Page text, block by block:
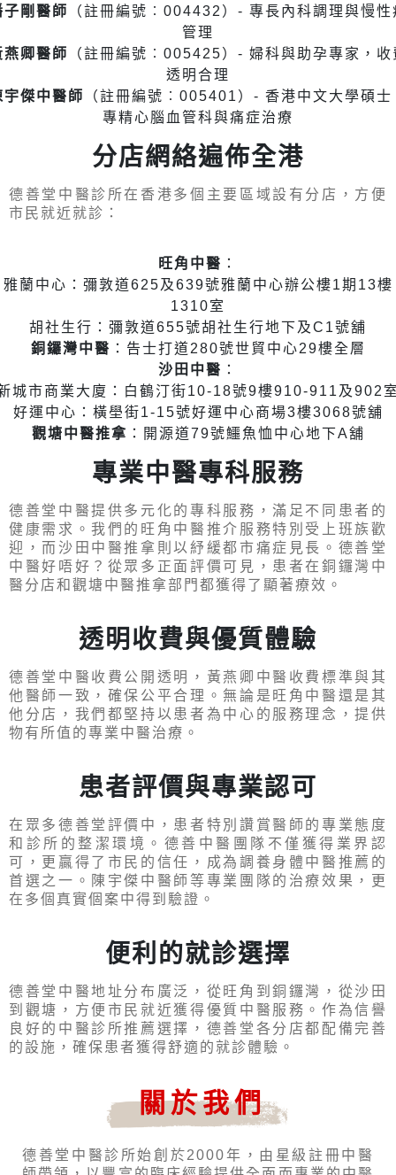
子剛醫師 （註冊編號︰004432）- 專長內科調理與慢性
管理
燕卿醫師 （註冊編號︰005425）- 婦科與助孕專家，收
透明合理
宇傑中醫師 （註冊編號︰005401）- 香港中文大學碩士
專精心腦血管科與痛症治療
分店網絡遍佈全港
德善堂中醫診所在香港多個主要區域設有分店，方便
市民就近就診：
旺角中醫 ：
雅蘭中心：彌敦道625及639號雅蘭中心辦公樓1期13樓
1310室
胡社生行：彌敦道655號胡社生行地下及C1號舖
銅鑼灣中醫 ：告士打道280號世貿中心29樓全層
沙田中醫 ：
城市商業大廈：白鶴汀街10-18號9樓910-911及902
好運中心：橫壆街1-15號好運中心商場3樓3068號舖
觀塘中醫推拿 ：開源道79號鱷魚恤中心地下A舖
專業中醫專科服務
德善堂中醫提供多元化的專科服務，滿足不同患者的
健康需求。我們的旺角中醫推介服務特別受上班族歡
迎，而沙田中醫推拿則以紓緩都市痛症見長。德善堂
中醫好唔好？從眾多正面評價可見，患者在銅鑼灣中
醫分店和觀塘中醫推拿部門都獲得了顯著療效。
透明收費與優質體驗
德善堂中醫收費公開透明，黃燕卿中醫收費標準與其
他醫師一致，確保公平合理。無論是旺角中醫還是其
他分店，我們都堅持以患者為中心的服務理念，提供
物有所值的專業中醫治療。
患者評價與專業認可
在眾多德善堂評價中，患者特別讚賞醫師的專業態度
和診所的整潔環境。德善中醫團隊不僅獲得業界認
可，更贏得了市民的信任，成為調養身體中醫推薦的
首選之一。陳宇傑中醫師等專業團隊的治療效果，更
在多個真實個案中得到驗證。
便利的就診選擇
德善堂中醫地址分布廣泛，從旺角到銅鑼灣，從沙田
到觀塘，方便市民就近獲得優質中醫服務。作為信譽
良好的中醫診所推薦選擇，德善堂各分店都配備完善
的設施，確保患者獲得舒適的就診體驗。
關於我們
德善堂中醫診所始創於2000年，由星級註冊中醫